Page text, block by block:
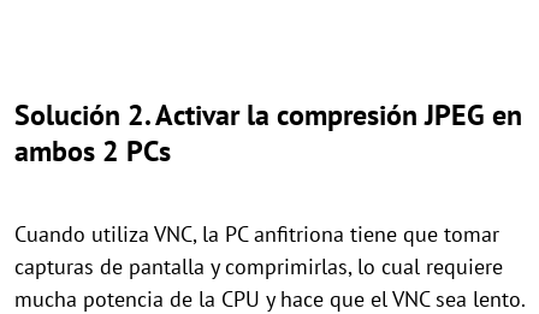
Solución 2. Activar la compresión JPEG en
ambos 2 PCs
Cuando utiliza VNC, la PC anfitriona tiene que tomar
capturas de pantalla y comprimirlas, lo cual requiere
mucha potencia de la CPU y hace que el VNC sea lento.